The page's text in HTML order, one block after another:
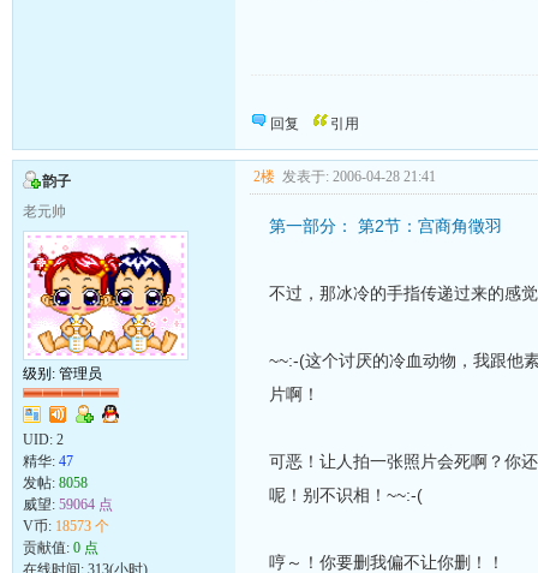
回复
引用
韵子
老元帅
级别: 管理员
UID: 2
精华: 47
发帖: 8058
威望: 59064 点
V币: 18573 个
贡献值: 0 点
在线时间: 313(小时)
2楼 发表于: 2006-04-28 21:41
第一部分： 第2节：宫商角徵羽
不过，那冰冷的手指传递过来的感
~~:-(这个讨厌的冷血动物，我跟他
片啊！
可恶！让人拍一张照片会死啊？你
呢！别不识相！~~:-(
哼～！你要删我偏不让你删！！